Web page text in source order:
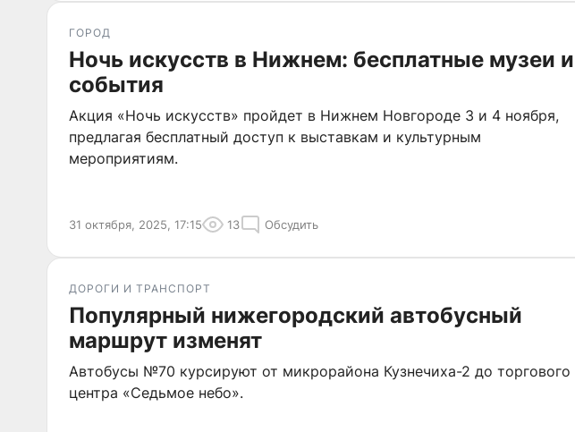
ГОРОД
Ночь искусств в Нижнем: бесплатные музеи и
события
Акция «Ночь искусств» пройдет в Нижнем Новгороде 3 и 4 ноября,
предлагая бесплатный доступ к выставкам и культурным
мероприятиям.
31 октября, 2025, 17:15 13 Обсудить
ДОРОГИ И ТРАНСПОРТ
Популярный нижегородский автобусный
маршрут изменят
Автобусы №70 курсируют от микрорайона Кузнечиха-2 до торгового
центра «Седьмое небо».